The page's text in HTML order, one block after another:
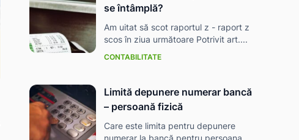
se întâmplă?
Am uitat să scot raportul z - raport z
scos în ziua următoare Potrivit art....
CONTABILITATE
Limită depunere numerar bancă
– persoană fizică
Care este limita pentru depunere
numerar la bancă pentru persoana